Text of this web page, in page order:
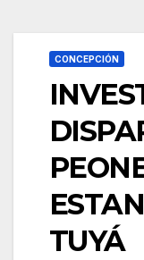
CONCEPCIÓN
TUYÁ